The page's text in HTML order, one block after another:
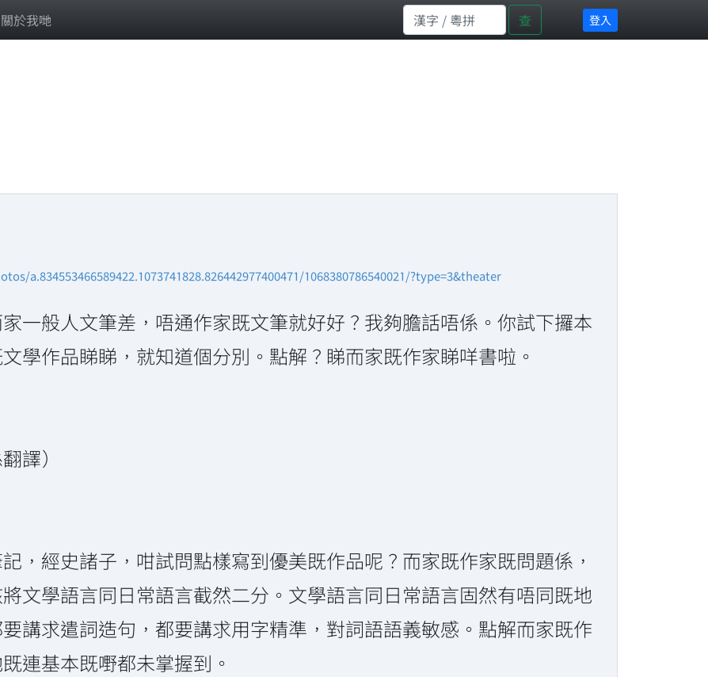
關於我哋 查 登入
a.834553466589422.1073741828.826442977400471/1068380786540021/?type=3&theater
一般人文筆差，唔通作家既文筆就好好？我夠膽話唔係。你試下攞本
學作品睇睇，就知道個分別。點解？睇而家既作家睇咩書啦。
譯）
，經史諸子，咁試問點樣寫到優美既作品呢？而家既作家既問題係，
文學語言同日常語言截然二分。文學語言同日常語言固然有唔同既地
講求遣詞造句，都要講求用字精準，對詞語語義敏感。點解而家既作
連基本既嘢都未掌握到。